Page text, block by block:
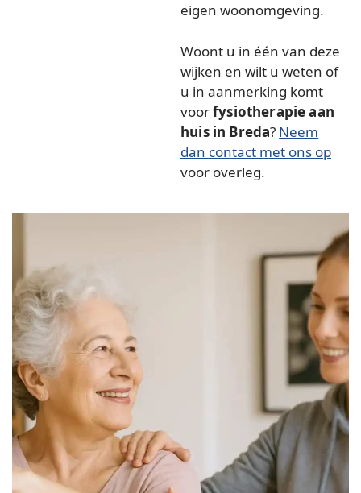
eigen woonomgeving.
Woont u in één van deze
wijken en wilt u weten of
u in aanmerking komt
voorfysiotherapie aan
huis in Breda? Neem
dan contact met ons op
voor overleg.